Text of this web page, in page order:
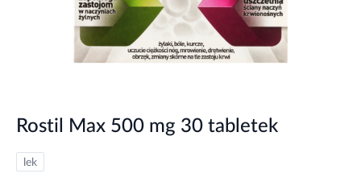
Rostil Max 500 mg 30 tabletek
lek